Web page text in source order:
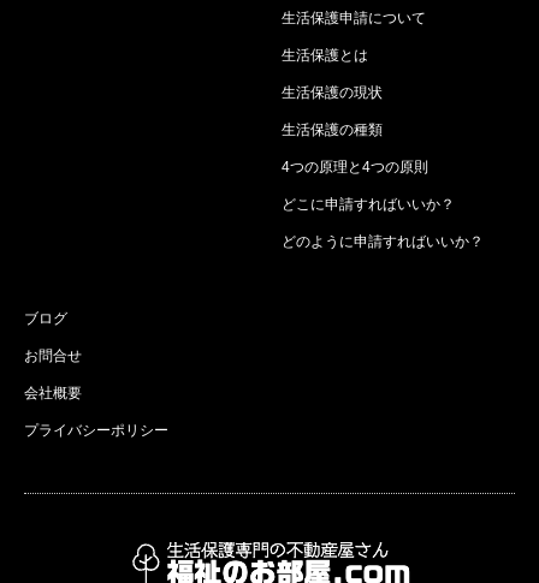
生活保護申請について
生活保護とは
生活保護の現状
生活保護の種類
4つの原理と4つの原則
どこに申請すればいいか？
どのように申請すればいいか？
ブログ
お問合せ
会社概要
プライバシーポリシー